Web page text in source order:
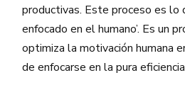
productivas. Este proceso es lo
enfocado en el humano’. Es un
optimiza la motivación humana
de enfocarse en la pura